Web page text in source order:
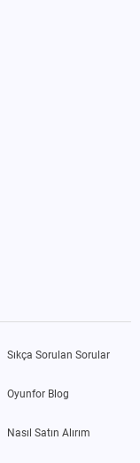
Sıkça Sorulan Sorular
Oyunfor Blog
Nasıl Satın Alırım